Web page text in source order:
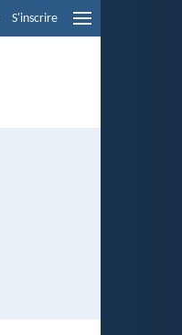
S'inscrire